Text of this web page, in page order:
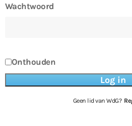
Wachtwoord
Onthouden
Geen lid van WdG?